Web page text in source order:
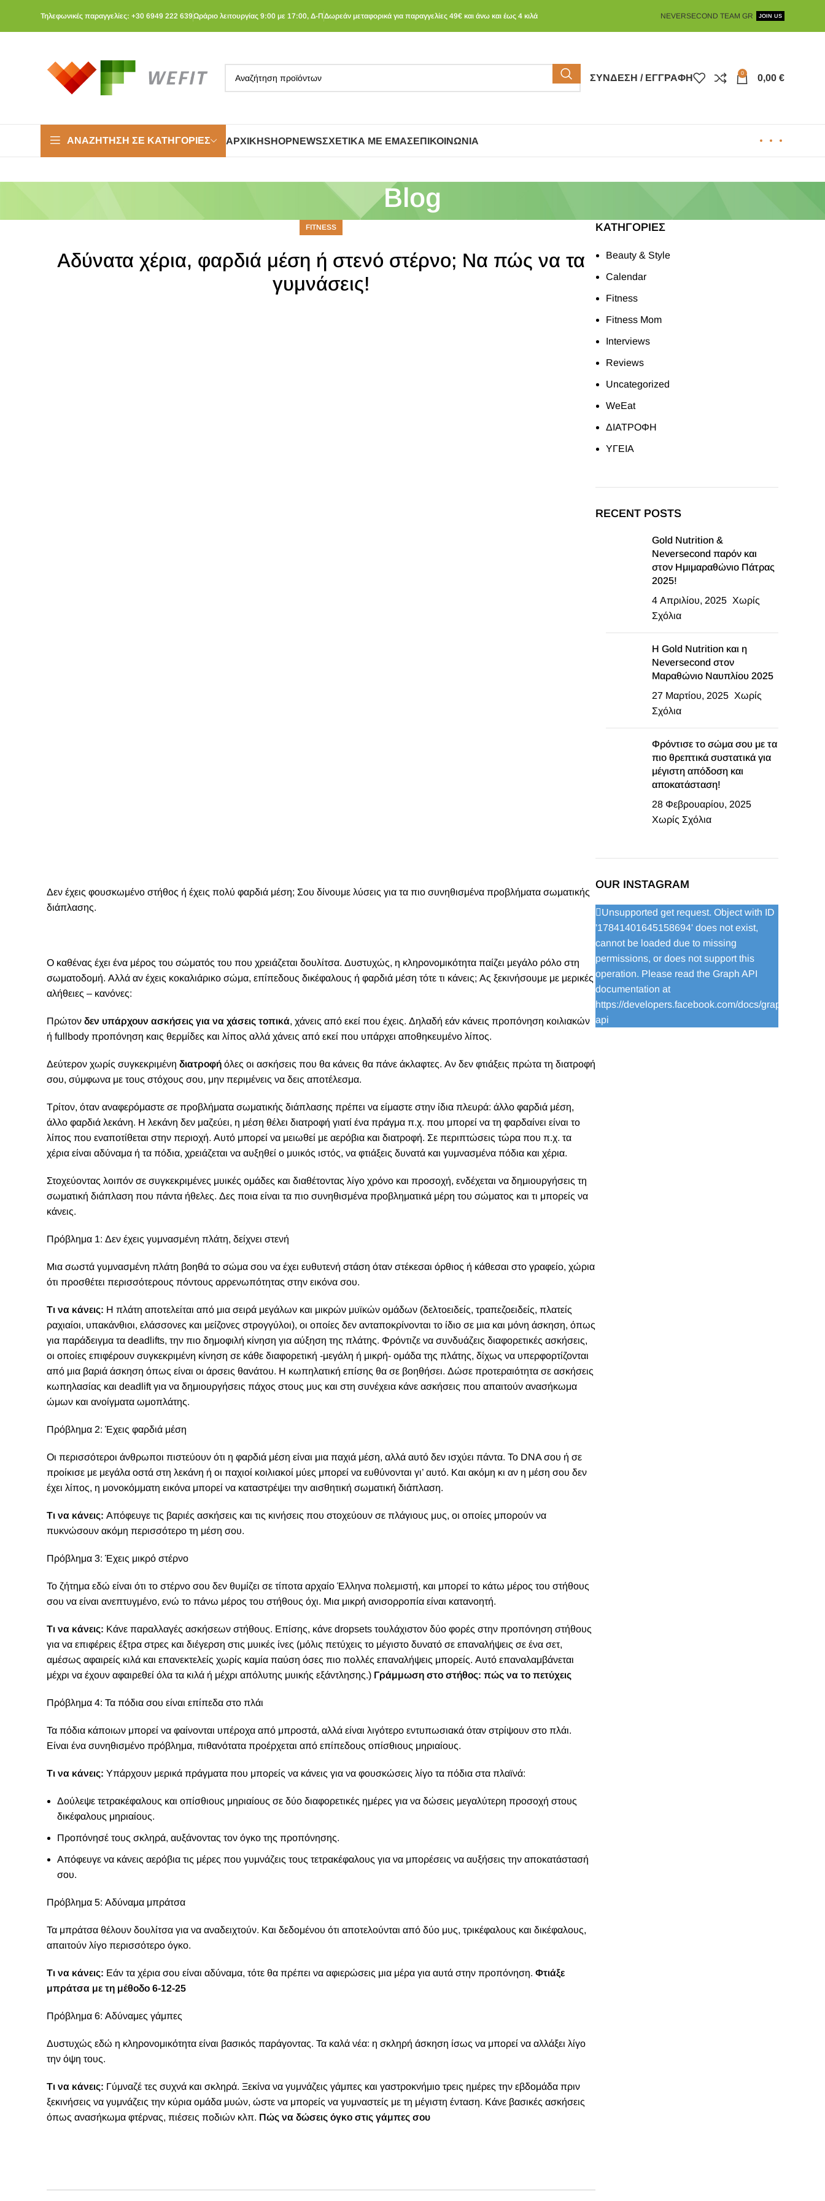
Τηλεφωνικές παραγγελίες: +30 6949 222 639Ωράριο λειτουργίας 9:00 με 17:00, Δ-ΠΔωρεάν μεταφορικά για παραγγελίες 49€ και άνω και έως 4 κιλά NEVERSECOND TEAM GR JOIN US
ΣΎΝΔΕΣΗ / ΕΓΓΡΑΦΉ 0 0,00 €
ΑΝΑΖΉΤΗΣΗ ΣΕ ΚΑΤΗΓΟΡΊΕΣ ΑΡΧΙΚΉSHOPNEWSΣΧΕΤΙΚΆ ΜΕ ΕΜΆΣΕΠΙΚΟΙΝΩΝΊΑ
Blog
FITNESS
Αδύνατα χέρια, φαρδιά μέση ή στενό στέρνο; Να πώς να τα
γυμνάσεις!
Δεν έχεις φουσκωμένο στήθος ή έχεις πολύ φαρδιά μέση; Σου δίνουμε λύσεις για τα πιο συνηθισμένα προβλήματα σωματικής
διάπλασης.
Ο καθένας έχει ένα μέρος του σώματός του που χρειάζεται δουλίτσα. Δυστυχώς, η κληρονομικότητα παίζει μεγάλο ρόλο στη
σωματοδομή. Αλλά αν έχεις κοκαλιάρικο σώμα, επίπεδους δικέφαλους ή φαρδιά μέση τότε τι κάνεις; Ας ξεκινήσουμε με μερικές
αλήθειες – κανόνες:
Πρώτον δεν υπάρχουν ασκήσεις για να χάσεις τοπικά, χάνεις από εκεί που έχεις. Δηλαδή εάν κάνεις προπόνηση κοιλιακών
ή fullbody προπόνηση καις θερμίδες και λίπος αλλά χάνεις από εκεί που υπάρχει αποθηκευμένο λίπος.
Δεύτερον χωρίς συγκεκριμένη διατροφή όλες οι ασκήσεις που θα κάνεις θα πάνε άκλαφτες. Αν δεν φτιάξεις πρώτα τη διατροφή
σου, σύμφωνα με τους στόχους σου, μην περιμένεις να δεις αποτέλεσμα.
Τρίτον, όταν αναφερόμαστε σε προβλήματα σωματικής διάπλασης πρέπει να είμαστε στην ίδια πλευρά: άλλο φαρδιά μέση,
άλλο φαρδιά λεκάνη. Η λεκάνη δεν μαζεύει, η μέση θέλει διατροφή γιατί ένα πράγμα π.χ. που μπορεί να τη φαρδαίνει είναι το
λίπος που εναποτίθεται στην περιοχή. Αυτό μπορεί να μειωθεί με αερόβια και διατροφή. Σε περιπτώσεις τώρα που π.χ. τα
χέρια είναι αδύναμα ή τα πόδια, χρειάζεται να αυξηθεί ο μυικός ιστός, να φτιάξεις δυνατά και γυμνασμένα πόδια και χέρια.
Στοχεύοντας λοιπόν σε συγκεκριμένες μυικές ομάδες και διαθέτοντας λίγο χρόνο και προσοχή, ενδέχεται να δημιουργήσεις τη
σωματική διάπλαση που πάντα ήθελες. Δες ποια είναι τα πιο συνηθισμένα προβληματικά μέρη του σώματος και τι μπορείς να
κάνεις.
Πρόβλημα 1: Δεν έχεις γυμνασμένη πλάτη, δείχνει στενή
Μια σωστά γυμνασμένη πλάτη βοηθά το σώμα σου να έχει ευθυτενή στάση όταν στέκεσαι όρθιος ή κάθεσαι στο γραφείο, χώρια
ότι προσθέτει περισσότερους πόντους αρρενωπότητας στην εικόνα σου.
Τι να κάνεις: Η πλάτη αποτελείται από μια σειρά μεγάλων και μικρών μυϊκών ομάδων (δελτοειδείς, τραπεζοειδείς, πλατείς
ραχιαίοι, υπακάνθιοι, ελάσσονες και μείζονες στρογγύλοι), οι οποίες δεν ανταποκρίνονται το ίδιο σε μια και μόνη άσκηση, όπως
για παράδειγμα τα deadlifts, την πιο δημοφιλή κίνηση για αύξηση της πλάτης. Φρόντιζε να συνδυάζεις διαφορετικές ασκήσεις,
οι οποίες επιφέρουν συγκεκριμένη κίνηση σε κάθε διαφορετική -μεγάλη ή μικρή- ομάδα της πλάτης, δίχως να υπερφορτίζονται
από μια βαριά άσκηση όπως είναι οι άρσεις θανάτου. Η κωπηλατική επίσης θα σε βοηθήσει. Δώσε προτεραιότητα σε ασκήσεις
κωπηλασίας και deadlift για να δημιουργήσεις πάχος στους μυς και στη συνέχεια κάνε ασκήσεις που απαιτούν ανασήκωμα
ώμων και ανοίγματα ωμοπλάτης.
Πρόβλημα 2: Έχεις φαρδιά μέση
Οι περισσότεροι άνθρωποι πιστεύουν ότι η φαρδιά μέση είναι μια παχιά μέση, αλλά αυτό δεν ισχύει πάντα. Το DNA σου ή σε
προίκισε με μεγάλα οστά στη λεκάνη ή οι παχιοί κοιλιακοί μύες μπορεί να ευθύνονται γι’ αυτό. Και ακόμη κι αν η μέση σου δεν
έχει λίπος, η μονοκόμματη εικόνα μπορεί να καταστρέψει την αισθητική σωματική διάπλαση.
Τι να κάνεις: Απόφευγε τις βαριές ασκήσεις και τις κινήσεις που στοχεύουν σε πλάγιους μυς, οι οποίες μπορούν να
πυκνώσουν ακόμη περισσότερο τη μέση σου.
Πρόβλημα 3: Έχεις μικρό στέρνο
Το ζήτημα εδώ είναι ότι το στέρνο σου δεν θυμίζει σε τίποτα αρχαίο Έλληνα πολεμιστή, και μπορεί το κάτω μέρος του στήθους
σου να είναι ανεπτυγμένο, ενώ το πάνω μέρος του στήθους όχι. Μια μικρή ανισορροπία είναι κατανοητή.
Τι να κάνεις: Κάνε παραλλαγές ασκήσεων στήθους. Επίσης, κάνε dropsets τουλάχιστον δύο φορές στην προπόνηση στήθους
για να επιφέρεις έξτρα στρες και διέγερση στις μυικές ίνες (μόλις πετύχεις το μέγιστο δυνατό σε επαναλήψεις σε ένα σετ,
αμέσως αφαιρείς κιλά και επανεκτελείς χωρίς καμία παύση όσες πιο πολλές επαναλήψεις μπορείς. Αυτό επαναλαμβάνεται
μέχρι να έχουν αφαιρεθεί όλα τα κιλά ή μέχρι απόλυτης μυικής εξάντλησης.) Γράμμωση στο στήθος: πώς να το πετύχεις
Πρόβλημα 4: Τα πόδια σου είναι επίπεδα στο πλάι
Τα πόδια κάποιων μπορεί να φαίνονται υπέροχα από μπροστά, αλλά είναι λιγότερο εντυπωσιακά όταν στρίψουν στο πλάι.
Είναι ένα συνηθισμένο πρόβλημα, πιθανότατα προέρχεται από επίπεδους οπίσθιους μηριαίους.
Τι να κάνεις: Υπάρχουν μερικά πράγματα που μπορείς να κάνεις για να φουσκώσεις λίγο τα πόδια στα πλαϊνά:
Δούλεψε τετρακέφαλους και οπίσθιους μηριαίους σε δύο διαφορετικές ημέρες για να δώσεις μεγαλύτερη προσοχή στους
δικέφαλους μηριαίους.
Προπόνησέ τους σκληρά, αυξάνοντας τον όγκο της προπόνησης.
Απόφευγε να κάνεις αερόβια τις μέρες που γυμνάζεις τους τετρακέφαλους για να μπορέσεις να αυξήσεις την αποκατάστασή
σου.
Πρόβλημα 5: Αδύναμα μπράτσα
Τα μπράτσα θέλουν δουλίτσα για να αναδειχτούν. Και δεδομένου ότι αποτελούνται από δύο μυς, τρικέφαλους και δικέφαλους,
απαιτούν λίγο περισσότερο όγκο.
Τι να κάνεις: Εάν τα χέρια σου είναι αδύναμα, τότε θα πρέπει να αφιερώσεις μια μέρα για αυτά στην προπόνηση. Φτιάξε
μπράτσα με τη μέθοδο 6-12-25
Πρόβλημα 6: Αδύναμες γάμπες
Δυστυχώς εδώ η κληρονομικότητα είναι βασικός παράγοντας. Τα καλά νέα: η σκληρή άσκηση ίσως να μπορεί να αλλάξει λίγο
την όψη τους.
Τι να κάνεις: Γύμναζέ τες συχνά και σκληρά. Ξεκίνα να γυμνάζεις γάμπες και γαστροκνήμιο τρεις ημέρες την εβδομάδα πριν
ξεκινήσεις να γυμνάζεις την κύρια ομάδα μυών, ώστε να μπορείς να γυμναστείς με τη μέγιστη ένταση. Κάνε βασικές ασκήσεις
όπως ανασήκωμα φτέρνας, πιέσεις ποδιών κλπ. Πώς να δώσεις όγκο στις γάμπες σου
KΑΤΗΓΟΡΊΕΣ
Beauty & Style
Calendar
Fitness
Fitness Mom
Interviews
Reviews
Uncategorized
WeEat
ΔΙΑΤΡΟΦΗ
ΥΓΕΙΑ
RECENT POSTS
Gold Nutrition &
Neversecond παρόν και
στον Ημιμαραθώνιο Πάτρας
2025!
4 Απριλίου, 2025 Χωρίς
Σχόλια
Η Gold Nutrition και η
Neversecond στον
Μαραθώνιο Ναυπλίου 2025
27 Μαρτίου, 2025 Χωρίς
Σχόλια
Φρόντισε το σώμα σου με τα
πιο θρεπτικά συστατικά για
μέγιστη απόδοση και
αποκατάσταση!
28 Φεβρουαρίου, 2025
Χωρίς Σχόλια
OUR INSTAGRAM
Unsupported get request. Object with ID
'17841401645158694' does not exist,
cannot be loaded due to missing
permissions, or does not support this
operation. Please read the Graph API
documentation at
https://developers.facebook.com/docs/graph-
api